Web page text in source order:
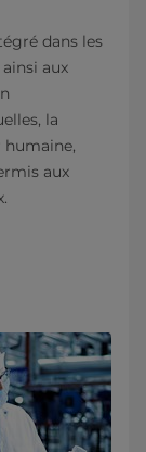
dans les
aux
la
humaine,
aux